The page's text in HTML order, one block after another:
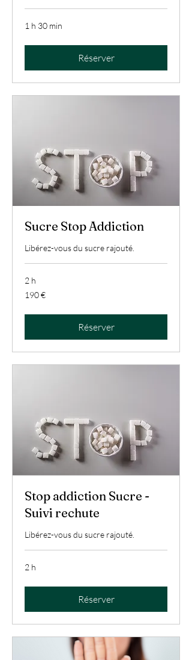
1 h 30 min
Réserver
Sucre Stop Addiction
Libérez-vous du sucre rajouté.
2 h
190
euros
190 €
Réserver
Stop addiction Sucre -
Suivi rechute
Libérez-vous du sucre rajouté.
2 h
Réserver